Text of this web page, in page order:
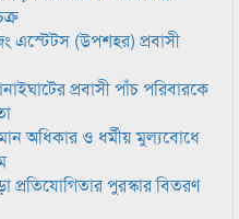
এস্টেটস (উপশহর) প্রবাসী
প্রবাসী পাঁচ পরিবারকে
অধিকার ও ধর্মীয় মুল্যবোধে
প্রতিযোগিতার পুরস্কার বিতরণ